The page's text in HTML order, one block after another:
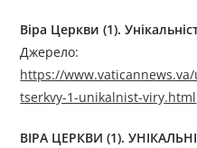
Віра Церкви (1).
Джерелo:
https://
tserkvy-1-unikalnist-viry.html
ВІРА ЦЕРКВИ (1).